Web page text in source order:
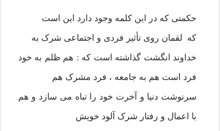
حکمتی که در این کلمه وجود دارد این است
که لقمان روی تأثیر فردی و اجتماعی شرک به
خداوند انگشت گذاشته است که : هم ظلم به خود
فرد است هم به جامعه ، فرد مشرک هم
سرنوشت دنیا و آخرت خود را تباه می سازد و هم
با اعمال و رفتار شرک آلود خویش